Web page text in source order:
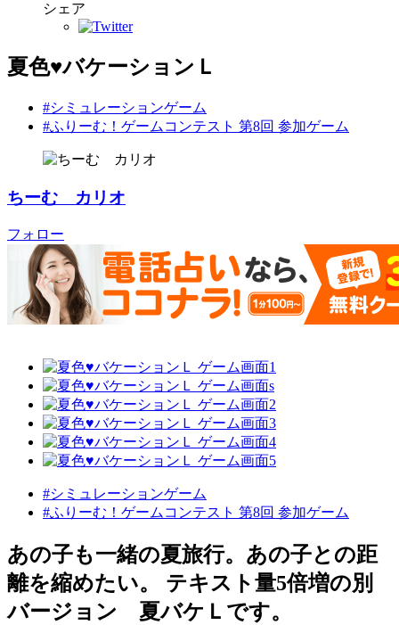
シェア
夏色♥バケーションＬ
#シミュレーションゲーム
#ふりーむ！ゲームコンテスト 第8回 参加ゲーム
ちーむ カリオ
フォロー
#シミュレーションゲーム
#ふりーむ！ゲームコンテスト 第8回 参加ゲーム
あの子も一緒の夏旅行。あの子との距
離を縮めたい。 テキスト量5倍増の別
バージョン 夏バケＬです。